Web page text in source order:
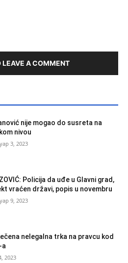
LEAVE A COMMENT
nije mogao do susreta na
nivou
3, 2023
Policija da uđe u Glavni grad,
vraćen državi, popis u novembru
9, 2023
nelegalna trka na pravcu kod
a
2023